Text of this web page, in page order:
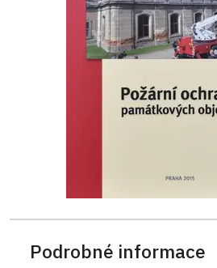
Podrobné informace